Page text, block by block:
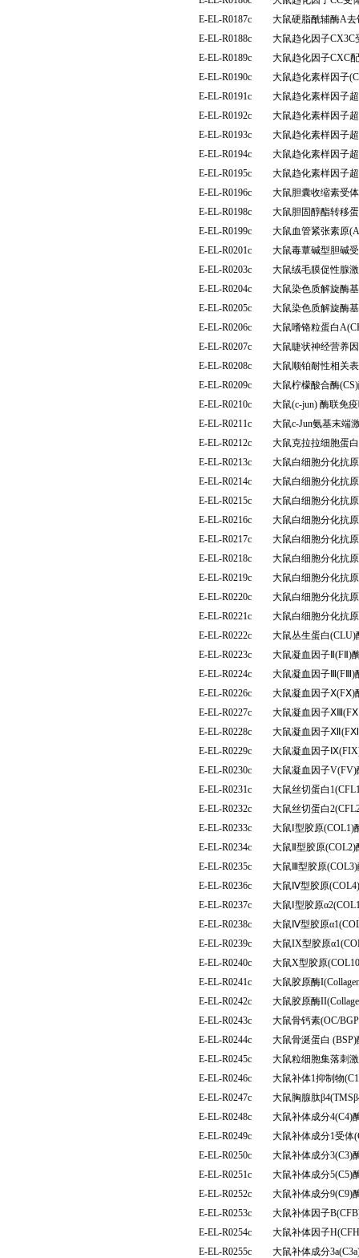
E-EL-R0187c
大鼠硬脂酰辅酶A
E-EL-R0188c
大鼠趋化因子CX3C
E-EL-R0189c
大鼠趋化因子CXC
E-EL-R0190c
大鼠趋化素样因子
E-EL-R0191c
大鼠趋化素样因子
E-EL-R0192c
大鼠趋化素样因子
E-EL-R0193c
大鼠趋化素样因子
E-EL-R0194c
大鼠趋化素样因子
E-EL-R0195c
大鼠趋化素样因子
E-EL-R0196c
大鼠胆囊收缩素受
E-EL-R0198c
大鼠胆固醇酯转移
E-EL-R0199c
大鼠血管紧张素原
E-EL-R0201c
大鼠毒蕈碱型胆碱
E-EL-R0203c
大鼠绒毛膜促性腺
E-EL-R0204c
大鼠染色质解旋酶
E-EL-R0205c
大鼠染色质解旋酶
E-EL-R0206c
大鼠嗜铬粒蛋白
E-EL-R0207c
大鼠睫状神经营养
E-EL-R0208c
大鼠顺铂耐性相关
E-EL-R0209c
大鼠柠檬酸合酶
E-EL-R0210c
大鼠(c-jun) 酶联免
E-EL-R0211c
大鼠c-Jun氨基末端
E-EL-R0212c
大鼠克拉拉细胞蛋
E-EL-R0213c
大鼠白细胞分化抗
E-EL-R0214c
大鼠白细胞分化抗
E-EL-R0215c
大鼠白细胞分化抗
E-EL-R0216c
大鼠白细胞分化抗
E-EL-R0217c
大鼠白细胞分化抗
E-EL-R0218c
大鼠白细胞分化抗
E-EL-R0219c
大鼠白细胞分化抗
E-EL-R0220c
大鼠白细胞分化抗
E-EL-R0221c
大鼠白细胞分化抗
E-EL-R0222c
大鼠丛生蛋白
E-EL-R0223c
大鼠凝血因子Ⅱ(FⅡ)
E-EL-R0224c
大鼠凝血因子Ⅲ(FⅢ)
E-EL-R0226c
大鼠凝血因子Ⅹ(FⅩ)
E-EL-R0227c
大鼠凝血因子
E-EL-R0228c
大鼠凝血因子
E-EL-R0229c
大鼠凝血因子
E-EL-R0230c
大鼠凝血因子
E-EL-R0231c
大鼠丝切蛋白
E-EL-R0232c
大鼠丝切蛋白
E-EL-R0233c
大鼠Ⅰ型胶原
E-EL-R0234c
大鼠Ⅱ型胶原
E-EL-R0235c
大鼠Ⅲ型胶原
E-EL-R0236c
大鼠Ⅳ型胶原
E-EL-R0237c
大鼠Ⅰ型胶原
E-EL-R0238c
大鼠Ⅳ型胶原
E-EL-R0239c
大鼠IX型胶原
E-EL-R0240c
大鼠X型胶原
E-EL-R0241c
大鼠胶原酶
E-EL-R0242c
大鼠胶原酶
E-EL-R0243c
大鼠骨钙素(OC/
E-EL-R0244c
大鼠骨涎蛋白
E-EL-R0245c
大鼠粒细胞集落刺
E-EL-R0246c
大鼠补体1抑制物
E-EL-R0247c
大鼠胸腺肽
E-EL-R0248c
大鼠补体成分4(C4)
E-EL-R0249c
大鼠补体成分1受体
E-EL-R0250c
大鼠补体成分3(C3)
E-EL-R0251c
大鼠补体成分5(C5)
E-EL-R0252c
大鼠补体成分9(C9)
E-EL-R0253c
大鼠补体因子
E-EL-R0254c
大鼠补体因子
E-EL-R0255c
大鼠补体成分